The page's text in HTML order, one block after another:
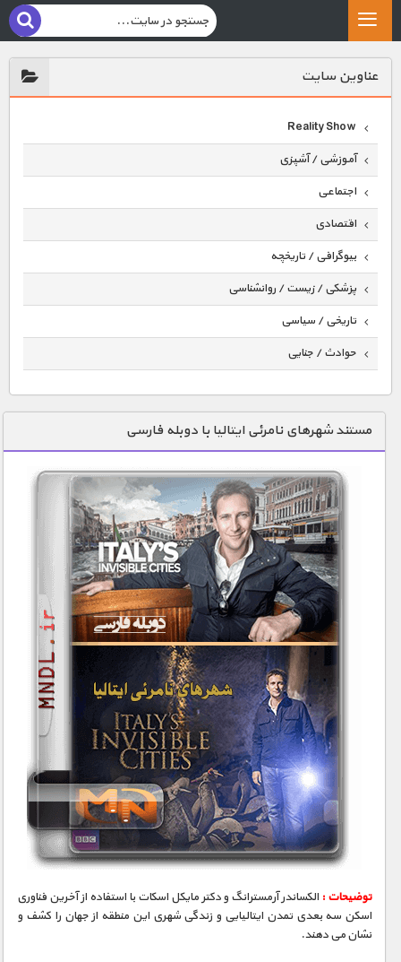
عناوين سايت
Reality Show
آموزشی / آشپزی
اجتماعی
اقتصادی
بیوگرافی / تاریخچه
پزشکی / زیست / روانشناسی
تاریخی / سیاسی
حوادث / جنایی
دنیای خوراکی ها
زمین شناسی / محیط زیست
سازه/ معماری/ مهندسی
سرگرمی
شناخت کودکان
طبیعت
علم و فناوری
فرهنگ / هنر
کیهان / نجوم
گردشگری
ماورایی
مسابقات / ورزشی
مستند های اختصاصی
مستند شهرهای نامرئی ایتالیا با دوبله فارسی
توضیحات : الکساندر آرمسترانگ و دکتر مایکل اسکات با استفاده از آخرین فناوری
اسکن سه بعدی تمدن ایتالیایی و زندگی شهری این منطقه از جهان را کشف و
نشان می دهند‌.